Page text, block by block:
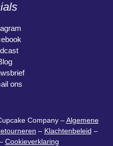
ons
Company –Algemene
– Klachtenbeleid –
Cookieverklaring